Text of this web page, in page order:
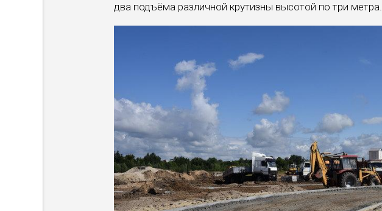
два подъёма различной крутизны высотой по три метра.